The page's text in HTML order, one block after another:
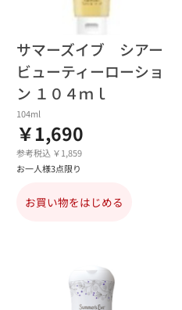
サマーズイブ シアー
ビューティーローショ
ン １０４ｍｌ
104ml
￥1,690
参考税込 ￥1,859
お一人様3点限り
お買い物をはじめる